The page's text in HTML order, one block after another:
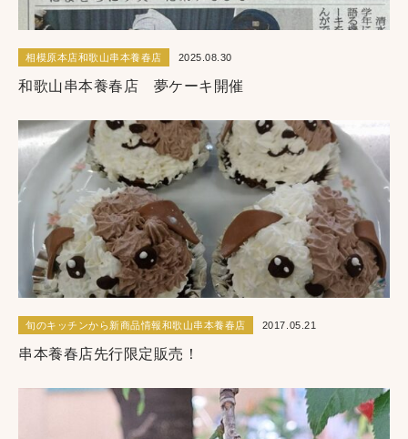
相模原本店和歌山串本養春店 2025.08.30
和歌山串本養春店 夢ケーキ開催
旬のキッチンから新商品情報和歌山串本養春店 2017.05.21
串本養春店先行限定販売！